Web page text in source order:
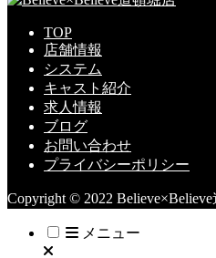
TOP
店舗情報
システム
キャスト紹介
求人情報
ブログ
お問い合わせ
プライバシーポリシー
Copyright © 2022
メニュー